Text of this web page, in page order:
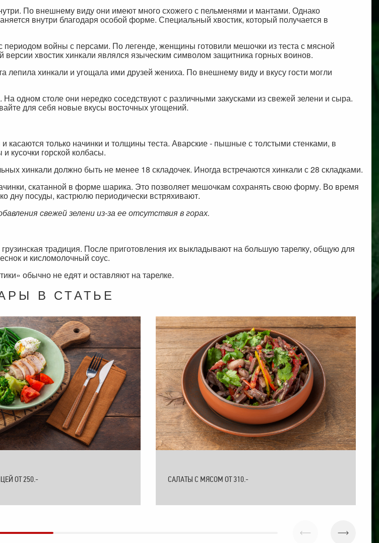
По внешнему виду они имеют много схожего с пельменями и мантами. Однако
внутри благодаря особой форме. Специальный хвостик, который получается в
войны с персами. По легенде, женщины готовили мешочки из теста с мясной
хвостик хинкали являлся языческим символом защитника горных воинов.
хинкали и угощала ими друзей жениха. По внешнему виду и вкусу гости могли
одном столе они нередко соседствуют с различными закусками из свежей зелени и сыра.
для себя новые вкусы восточных угощений.
касаются только начинки и толщины теста. Аварские - пышные с толстыми стенками, в
кусочки горской колбасы.
хинкали должно быть не менее 18 складочек. Иногда встречаются хинкали с 28 складками.
скатанной в форме шарика. Это позволяет мешочкам сохранять свою форму. Во время
дну посуды, кастрюлю периодически встряхивают.
свежей зелени из-за ее отсутствия в горах.
традиция. После приготовления их выкладывают на большую тарелку, общую для
и кисломолочный соус.
обычно не едят и оставляют на тарелке.
В СТАТЬЕ
ОТ 250.- САЛАТЫ С МЯСОМ ОТ 310.-